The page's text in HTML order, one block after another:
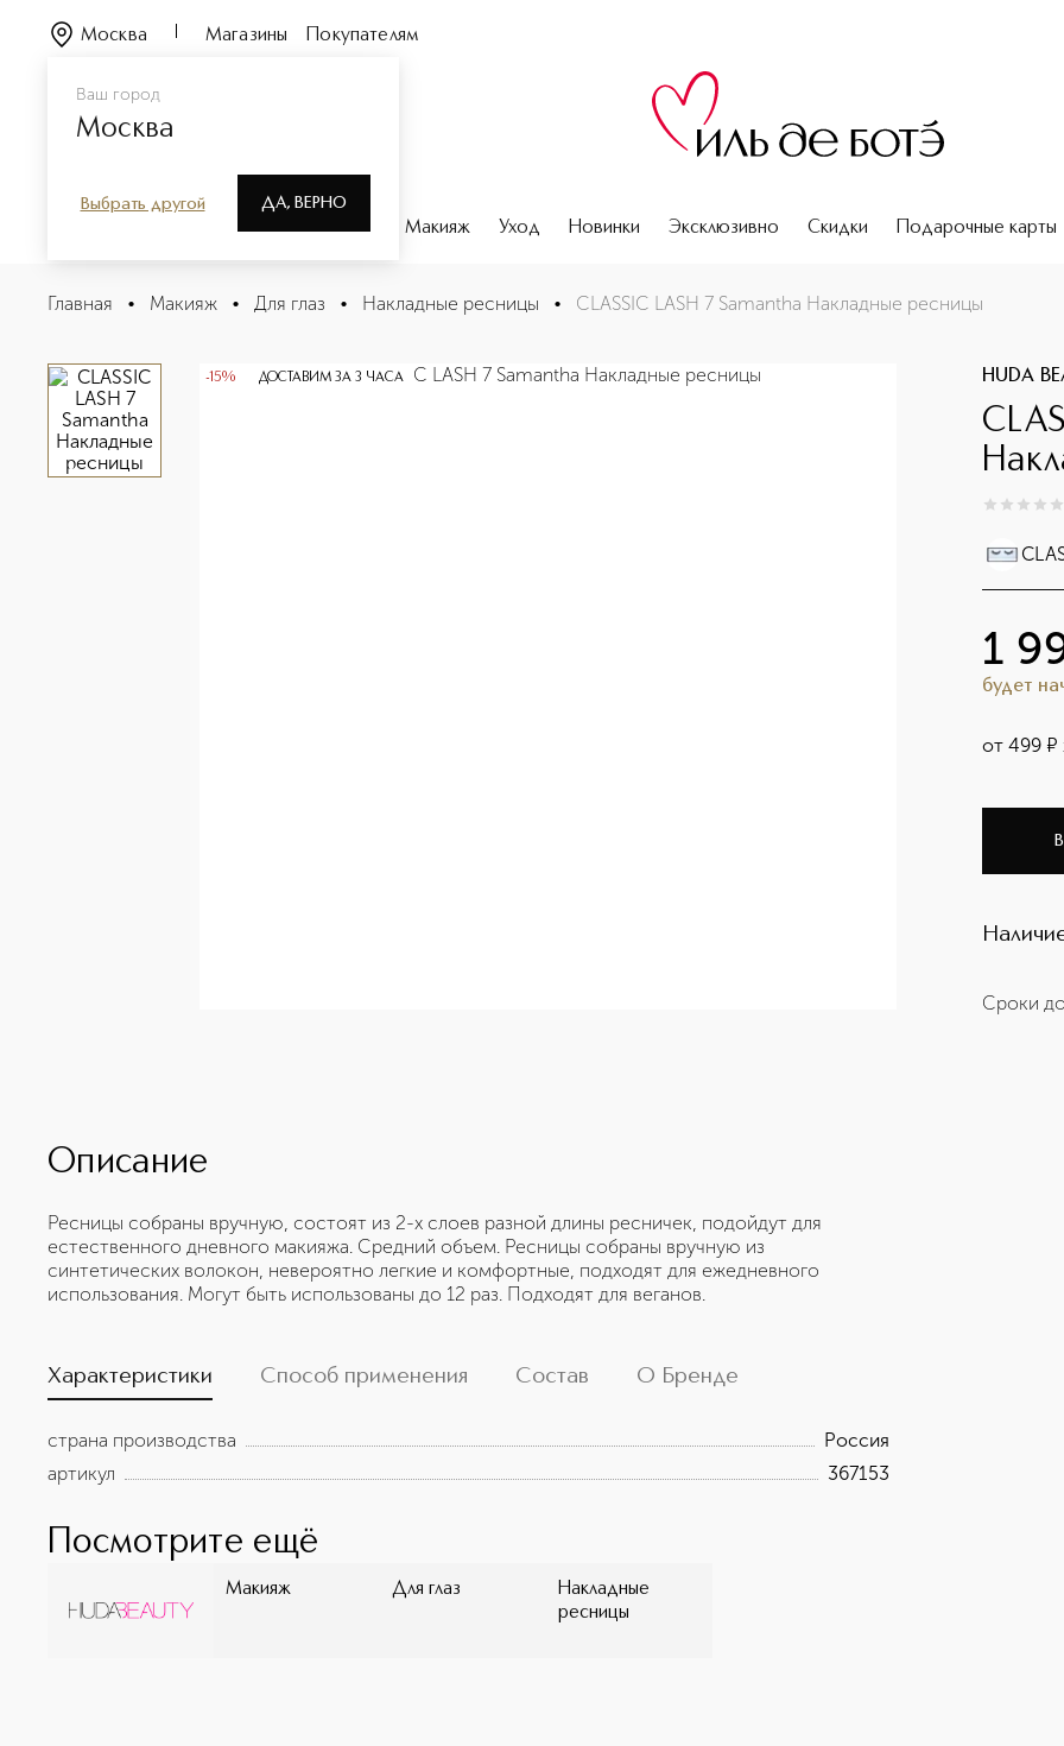
Ваш город
Москва
Выбрать другой ДА, ВЕРНО
Москва Магазины Покупателям
Парфюмерия Макияж Уход Новинки Эксклюзивно Скидки Подарочные карты
CLASSIC LASH 7 Samantha Накладные ресницы
Описание
Главная • Макияж • Для глаз • Накладные ресницы • CLASSIC LASH 7 Samantha Накладные ресницы
-15% ДОСТАВИМ ЗА 3 ЧАСА HUDA
0из 0
1
будет
от499 ¤
Сроки
Описание
Ресницы собраны вручную, состоят из 2-х слоев разной длины ресничек, подойдут для
естественного дневного макияжа. Средний объем. Ресницы собраны вручную из
синтетических волокон, невероятно легкие и комфортные, подходят для ежедневного
использования. Могут быть использованы до 12 раз. Подходят для веганов.
Характеристики Способ применения Состав О Бренде
страна производства
Россия
артикул
367153
Посмотрите ещё
Макияж Для глаз
Накладные
ресницы